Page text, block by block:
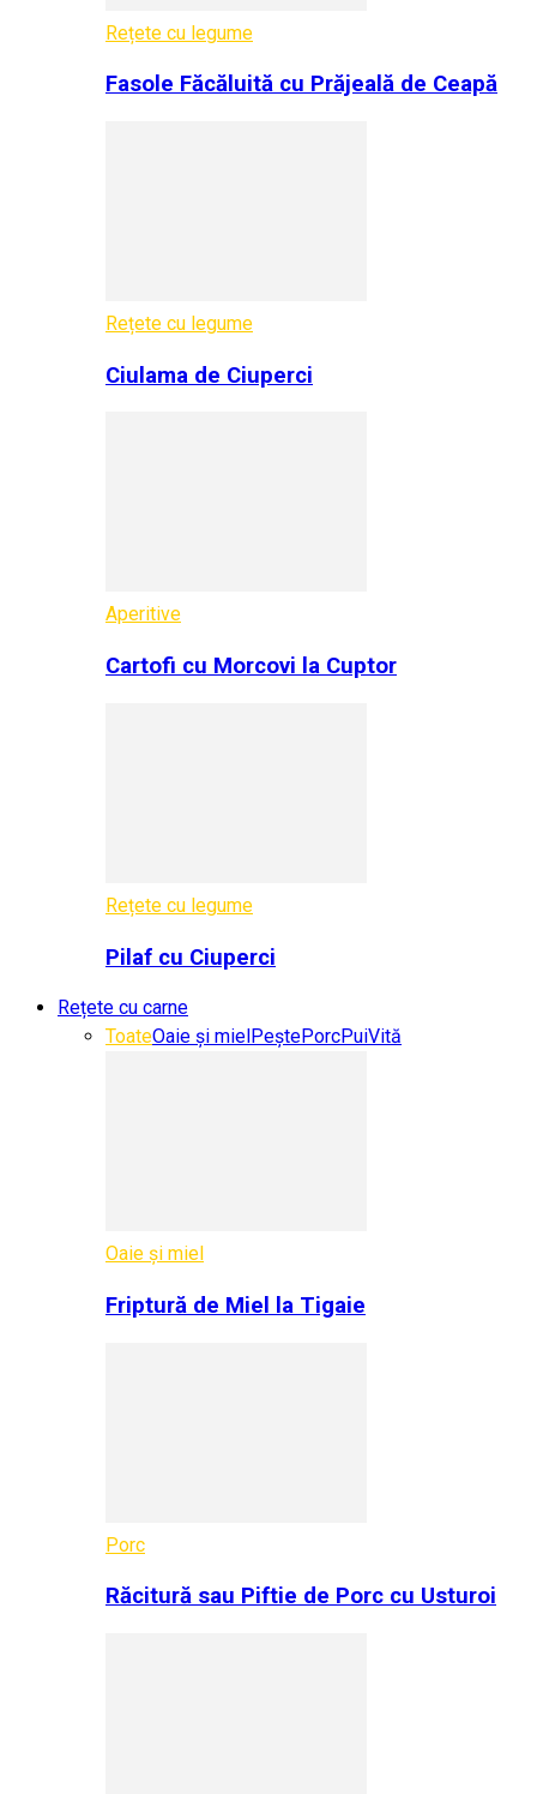
Rețete cu legume
Fasole Făcăluită cu Prăjeală de Ceapă
Rețete cu legume
Ciulama de Ciuperci
Aperitive
Cartofi cu Morcovi la Cuptor
Rețete cu legume
Pilaf cu Ciuperci
Rețete cu carne
ToateOaie și miel PeștePorcPuiVită
Oaie și miel
Friptură de Miel la Tigaie
Porc
Răcitură sau Piftie de Porc cu Usturoi